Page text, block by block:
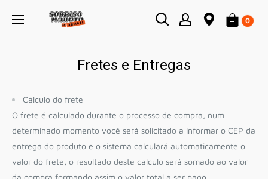
0
Fretes e Entregas
Cálculo do frete
O frete é calculado durante o processo de compra, num
determinado momento você será solicitado a informar o CEP da
entrega do produto e o sistema calculará automaticamente o
valor do frete, o resultado deste calculo será somado ao valor
da compra formando assim o valor total a ser pago.